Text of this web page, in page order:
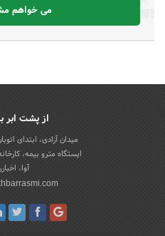
می خواهم
از پشت ابر
میدان آزادی، ابتدای
ایستگاه مترو بیمه،
آوا،